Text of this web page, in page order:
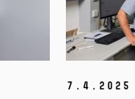
7. 4. 2025